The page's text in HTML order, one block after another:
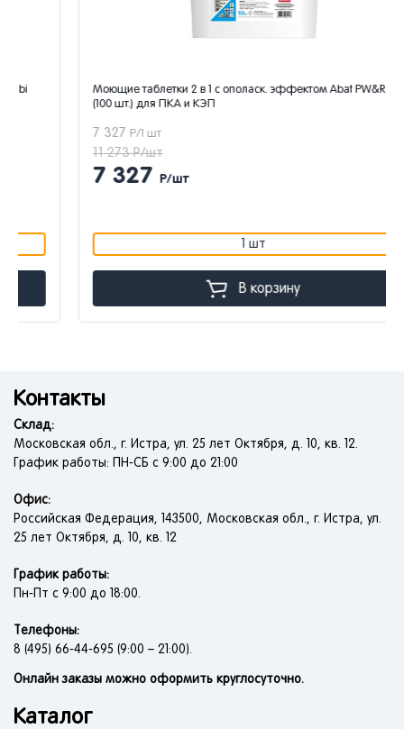
Моющие таблетки 2 в 1 с ополаск. эффектом Abat PW&R tabs
(100 шт.) для ПКА и КЭП
Р/1 шт
11 273 Р/шт
7 327 Р/шт
В корзину
Контакты
Склад:
Московская обл., г. Истра, ул. 25 лет Октября, д. 10, кв. 12.
График работы: ПН-СБ с 9:00 до 21:00
Офис:
Российская Федерация, 143500, Московская обл., г. Истра, ул.
25 лет Октября, д. 10, кв. 12
График работы:
Пн-Пт с 9:00 до 18:00.
Телефоны:
8 (495) 66-44-695 (9:00 – 21:00).
Онлайн заказы можно оформить круглосуточно.
Каталог